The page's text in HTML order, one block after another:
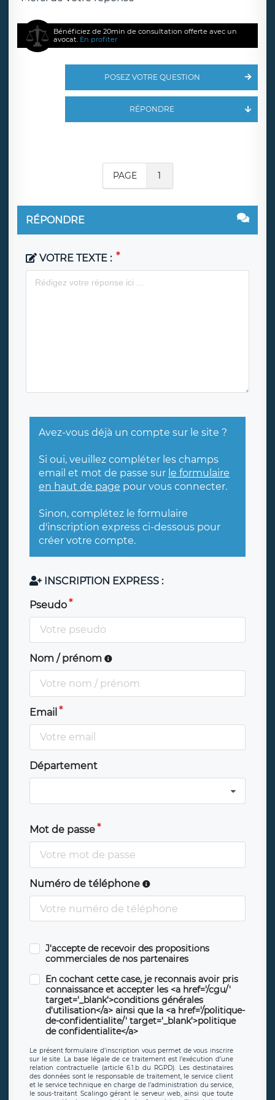
Bénéficiez de 20min de consultation offerte avec un
avocat. En profiter
POSEZ VOTRE QUESTION
RÉPONDRE
PAGE 1
RÉPONDRE
VOTRE TEXTE :
Avez-vous déjà un compte sur le site ?
Si oui, veuillez compléter les champs
email et mot de passe sur le formulaire
en haut de page pour vous connecter.
Sinon, complétez le formulaire
d'inscription express ci-dessous pour
créer votre compte.
INSCRIPTION EXPRESS :
Pseudo
Nom / prénom
Email
Département
Mot de passe
Numéro de téléphone
J'accepte de recevoir des propositions
commerciales de nos partenaires
En cochant cette case, je reconnais avoir pris
connaissance et accepter les <a href='/cgu/'
target='_blank'>conditions générales
d'utilisation</a> ainsi que la <a href='/politique-
de-confidentialite/' target='_blank'>politique
de confidentialite</a>
Le présent formulaire d’inscription vous permet de vous inscrire
sur le site. La base légale de ce traitement est l’exécution d’une
relation contractuelle (article 6.1.b du RGPD). Les destinataires
des données sont le responsable de traitement, le service client
et le service technique en charge de l’administration du service,
le sous-traitant Scalingo gérant le serveur web, ainsi que toute